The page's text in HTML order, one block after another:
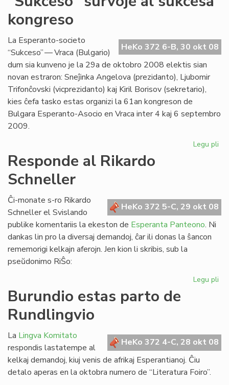
kongreso
HeKo 372 6-B, 30 okt 08
La Esperanto-societo
“Sukceso” — Vraca (Bulgario)
dum sia kunveno je la 29a de oktobro 2008 elektis sian
novan estraron: Sneĵinka Angelova (prezidanto), Ljubomir
Trifonĉovski (vicprezidanto) kaj Kiril Borisov (sekretario),
kies ĉefa tasko estas organizi la 61an kongreson de
Bulgara Esperanto-Asocio en Vraca inter 4 kaj 6 septembro
2009.
Legu pli
Responde al Rikardo
Schneller
HeKo 372 5-C, 29 okt 08
Ĉi-monate s-ro Rikardo
Schneller el Svislando
publike komentariis la ekeston de Esperanta Panteono. Ni
dankas lin pro la diversaj demandoj, ĉar ili donas la ŝancon
rememorigi kelkajn aferojn. Jen kion li skribis, sub la
pseŭdonimo RiŜo:
Legu pli
Burundio estas parto de
Rundlingvio
HeKo 372 4-C, 28 okt 08
La Lingva Komitato
respondis lastatempe al
kelkaj demandoj, kiuj venis de afrikaj Esperantianoj. Ĉiu
detalo aperas en la oktobra numero de “Literatura Foiro”.